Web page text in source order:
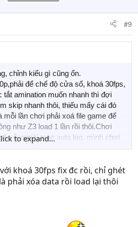
#9
chỉnh kiểu gì cũng ổn.
để chế độ cửa sổ, khoá 30fps,
amination muốn nhanh thì đợi
skip nhanh thôi, thiếu mấy cái đó
mỗi lần chơi phải xoá file game để
như Z3 load 1 lần rồi thôi.Chơi
ở ngoài map auto lag, mình chơi
fps 10 .
to expand...
khoá 30fps fix đc rồi, chỉ ghét
phải xóa data rồi load lại thôi